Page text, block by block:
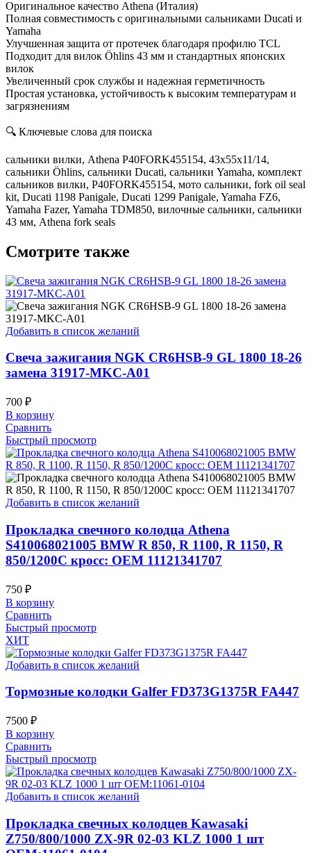
Оригинальное качество Athena (Италия)
Полная совместимость с оригинальными сальниками Ducati и
Yamaha
Улучшенная защита от протечек благодаря профилю TCL
Подходит для вилок Öhlins 43 мм и стандартных японских
вилок
Увеличенный срок службы и надежная герметичность
Простая установка, устойчивость к высоким температурам и
загрязнениям
🔍 Ключевые слова для поиска
сальники вилки, Athena P40FORK455154, 43x55x11/14,
сальники Öhlins, сальники Ducati, сальники Yamaha, комплект
сальников вилки, P40FORK455154, мото сальники, fork oil seal
kit, Ducati 1198 Panigale, Ducati 1299 Panigale, Yamaha FZ6,
Yamaha Fazer, Yamaha TDM850, вилочные сальники, сальники
43 мм, Athena fork seals
Смотрите также
Добавить в список желаний
Свеча зажигания NGK CR6HSB-9 GL 1800 18-26
замена 31917-MKC-A01
700 ₽
В корзину
Сравнить
Быстрый просмотр
Добавить в список желаний
Прокладка свечного колодца Athena
S410068021005 BMW R 850, R 1100, R 1150, R
850/1200C кросс: OEM 11121341707
750 ₽
В корзину
Сравнить
Быстрый просмотр
ХИТ
Добавить в список желаний
Тормозные колодки Galfer FD373G1375R FA447
7500 ₽
В корзину
Сравнить
Быстрый просмотр
Добавить в список желаний
Прокладка свечных колодцев Kawasaki
Z750/800/1000 ZX-9R 02-03 KLZ 1000 1 шт